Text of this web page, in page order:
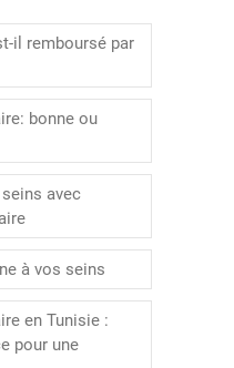
il remboursé par
bonne ou
avec
à vos seins
en Tunisie :
pour une